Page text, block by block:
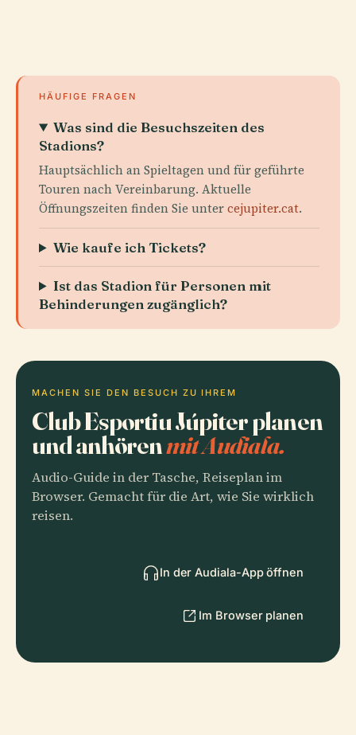
HÄUFIGE FRAGEN
Was sind die Besuchszeiten des
Stadions?
Hauptsächlich an Spieltagen und für geführte
Touren nach Vereinbarung. Aktuelle
Öffnungszeiten finden Sie untercejupiter.cat.
Wie kaufe ich Tickets?
Ist das Stadion für Personen mit
Behinderungen zugänglich?
MACHEN SIE DEN BESUCH ZU IHREM
Club Esportiu Júpiter planen
und anhörenmit Audiala.
Audio-Guide in der Tasche, Reiseplan im
Browser. Gemacht für die Art, wie Sie wirklich
reisen.
In der Audiala-App öffnen
Im Browser planen